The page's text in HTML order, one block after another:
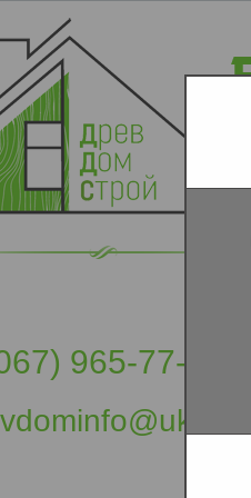
965-77-57